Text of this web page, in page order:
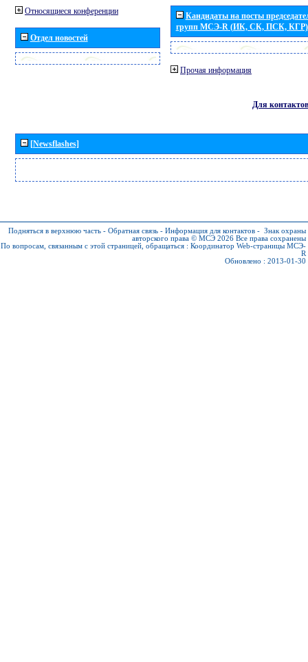
Относящиеся конференции
Отдел новостей
Кандидаты на посты
групп МСЭ-R (ИК, СК, ПСК, КГР)
Прочая информация
Для контактов
[Newsflashes]
Подняться в верхнюю часть - Обратная связь - Информация для контактов - Знак охраны
авторского права © МСЭ 2026 Все права сохранены
По вопросам, связанным с этой страницей, обращаться : Координатор Web-страницы МСЭ-
R
Обновлено : 2013-01-30